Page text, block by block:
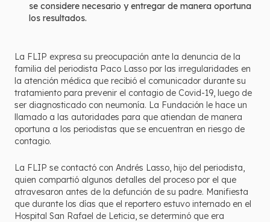
se considere necesario y entregar de manera oportuna
los resultados.
La FLIP expresa su preocupación ante la denuncia de la
familia del periodista Paco Lasso por las irregularidades en
la atención médica que recibió el comunicador durante su
tratamiento para prevenir el contagio de Covid-19, luego de
ser diagnosticado con neumonía. La Fundación le hace un
llamado a las autoridades para que atiendan de manera
oportuna a los periodistas que se encuentran en riesgo de
contagio.
La FLIP se contactó con Andrés Lasso, hijo del periodista,
quien compartió algunos detalles del proceso por el que
atravesaron antes de la defunción de su padre. Manifiesta
que durante los días que el reportero estuvo internado en el
Hospital San Rafael de Leticia, se determinó que era